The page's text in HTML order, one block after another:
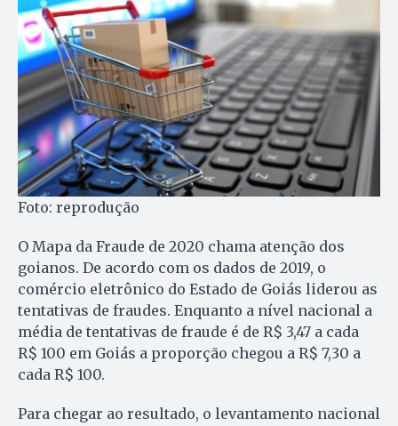
Foto: reprodução
O Mapa da Fraude de 2020 chama atenção dos
goianos. De acordo com os dados de 2019, o
comércio eletrônico do Estado de Goiás liderou as
tentativas de fraudes. Enquanto a nível nacional a
média de tentativas de fraude é de R$ 3,47 a cada
R$ 100 em Goiás a proporção chegou a R$ 7,30 a
cada R$ 100.
Para chegar ao resultado, o levantamento nacional